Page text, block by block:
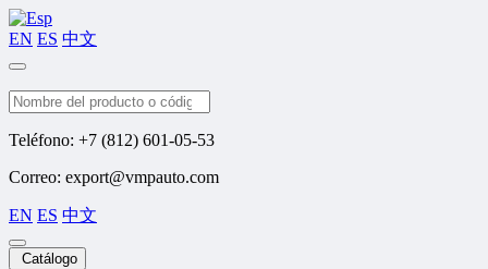
EN ES 中文
Buscar
Teléfono: +7 (812) 601-05-53
Correo: export@vmpauto.com
EN ES 中文
Catálogo